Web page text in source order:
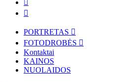
PORTRETAS
FOTODROBĖS
Kontaktai
KAINOS
NUOLAIDOS